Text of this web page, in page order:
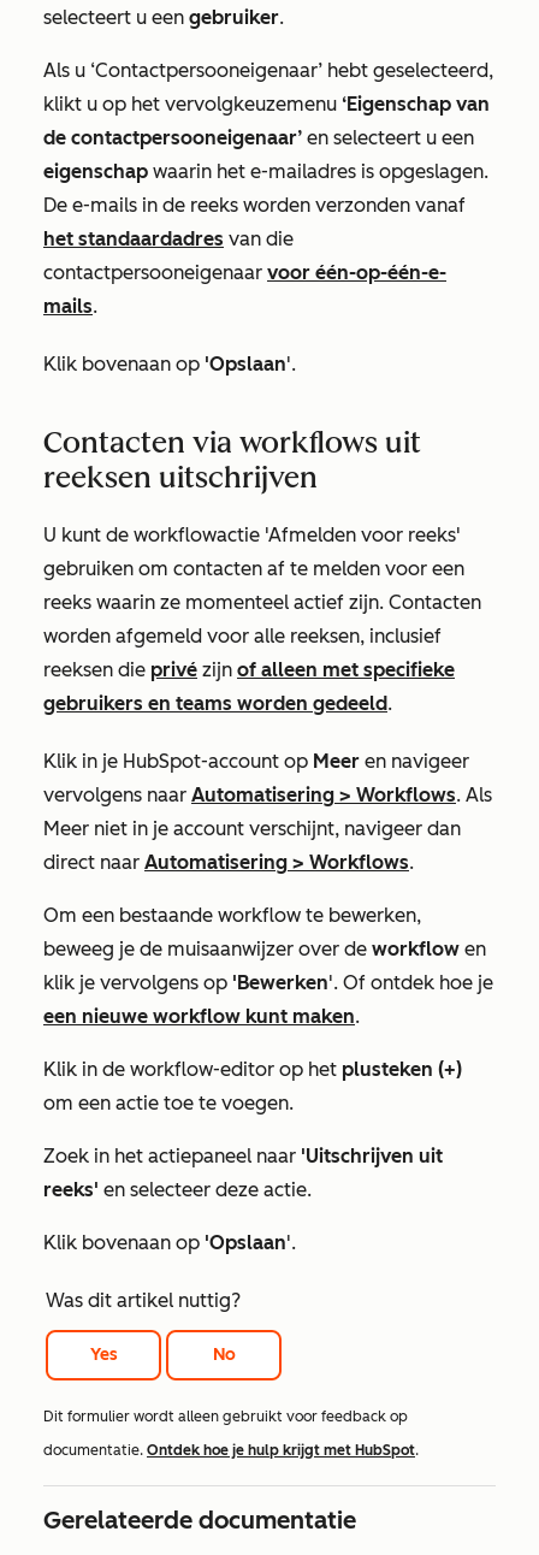
selecteert u een gebruiker.
Als u ‘Contactpersooneigenaar’ hebt geselecteerd,
klikt u op het vervolgkeuzemenu ‘Eigenschap van
de contactpersooneigenaar’ en selecteert u een
eigenschap waarin het e-mailadres is opgeslagen.
De e-mails in de reeks worden verzonden vanaf
het standaardadres van die
contactpersooneigenaar voor één-op-één-e-
mails.
Klik bovenaan op 'Opslaan'.
Contacten via workflows uit
reeksen uitschrijven
U kunt de workflowactie 'Afmelden voor reeks'
gebruiken om contacten af te melden voor een
reeks waarin ze momenteel actief zijn. Contacten
worden afgemeld voor alle reeksen, inclusief
reeksen die privé zijn of alleen met specifieke
gebruikers en teams worden gedeeld.
Klik in je HubSpot-account op Meer en navigeer
vervolgens naar Automatisering > Workflows. Als
Meer niet in je account verschijnt, navigeer dan
direct naar Automatisering > Workflows.
Om een bestaande workflow te bewerken,
beweeg je de muisaanwijzer over de workflow en
klik je vervolgens op 'Bewerken'. Of ontdek hoe je
een nieuwe workflow kunt maken.
Klik in de workflow-editor op het plusteken (+)
om een actie toe te voegen.
Zoek in het actiepaneel naar 'Uitschrijven uit
reeks' en selecteer deze actie.
Klik bovenaan op 'Opslaan'.
Was dit artikel nuttig?
Yes No
Dit formulier wordt alleen gebruikt voor feedback op
documentatie. Ontdek hoe je hulp krijgt met HubSpot.
Gerelateerde documentatie